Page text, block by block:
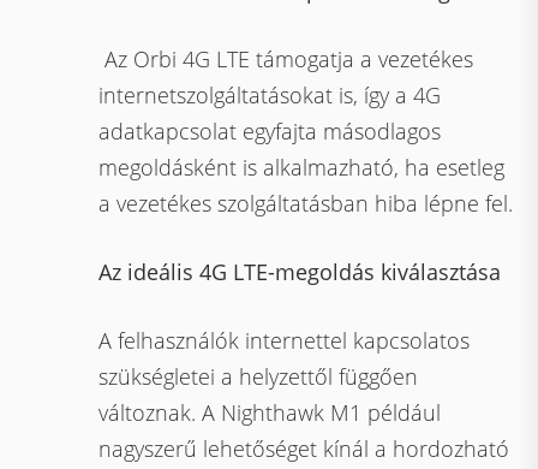
Az Orbi 4G LTE támogatja a vezetékes
internetszolgáltatásokat is, így a 4G
adatkapcsolat egyfajta másodlagos
megoldásként is alkalmazható, ha esetleg
a vezetékes szolgáltatásban hiba lépne fel.
Az ideális 4G LTE-megoldás kiválasztása
A felhasználók internettel kapcsolatos
szükségletei a helyzettől függően
változnak. A Nighthawk M1 például
nagyszerű lehetőséget kínál a hordozható